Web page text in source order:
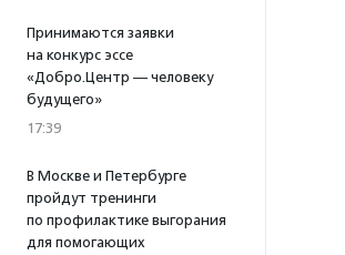
Принимаются заявки
на конкурс эссе
«Добро.Центр — человеку
будущего»
17:39
В Москве и Петербурге
пройдут тренинги
по профилактике выгорания
для помогающих